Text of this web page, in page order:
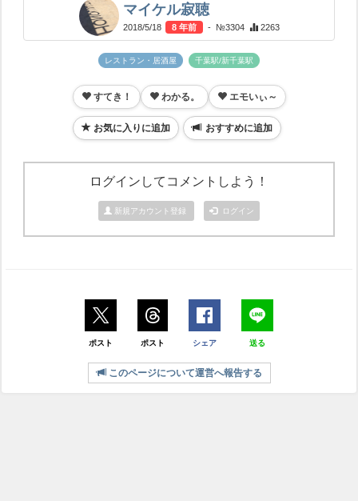
マイケル寂聴
2018/5/18 8 年前 - №3304 2263
レストラン・居酒屋 千葉駅/新千葉駅
すてき！ わかる。 エモいぃ～
お気に入りに追加 おすすめに追加
ログインしてコメントしよう！
新規アカウント登録 ログイン
ポスト ポスト シェア 送る
このページについて運営へ報告する